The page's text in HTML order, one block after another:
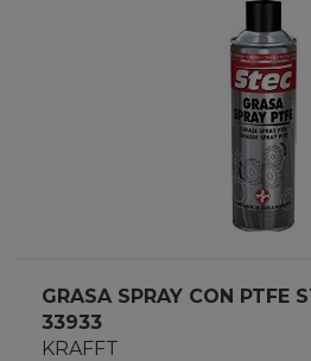
GRASA SPRAY CON PTFE
33933
KRAFFT